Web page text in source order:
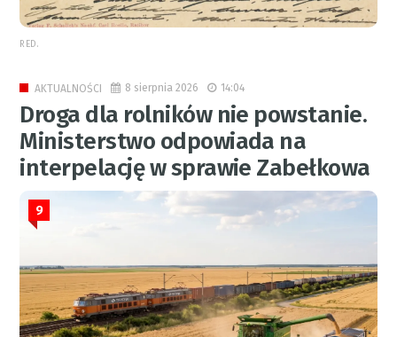
RED.
AKTUALNOŚCI 8 sierpnia 2026 14:04
Droga dla rolników nie powstanie.
Ministerstwo odpowiada na
interpelację w sprawie Zabełkowa
9